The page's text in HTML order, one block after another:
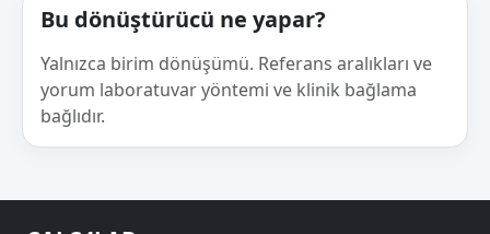
Bu dönüştürücü ne yapar?
Yalnızca birim dönüşümü. Referans aralıkları ve
yorum laboratuvar yöntemi ve klinik bağlama
bağlıdır.